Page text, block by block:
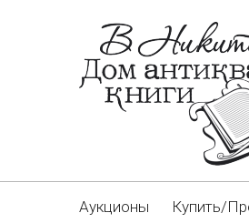
Аукционы Купить/